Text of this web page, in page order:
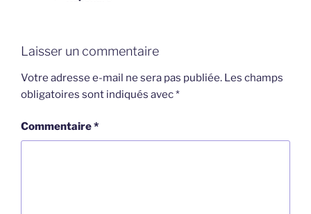
Laisser un commentaire
Votre adresse e-mail ne sera pas publiée. Les champs
obligatoires sont indiqués avec*
Commentaire*